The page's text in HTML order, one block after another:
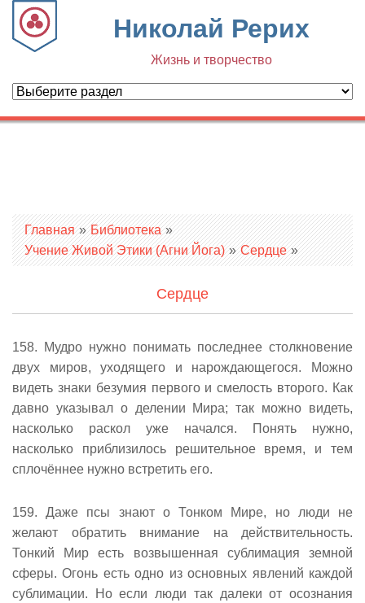
Николай Рерих
Жизнь и творчество
Вы здесь
Главная » Библиотека »
Учение Живой Этики (Агни Йога) » Сердце »
Сердце
158. Мудро нужно понимать последнее столкновение
двух миров, уходящего и нарождающегося. Можно
видеть знаки безумия первого и смелость второго. Как
давно указывал о делении Мира; так можно видеть,
насколько раскол уже начался. Понять нужно,
насколько приблизилось решительное время, и тем
сплочённее нужно встретить его.
159. Даже псы знают о Тонком Мире, но люди не
желают обратить внимание на действительность.
Тонкий Мир есть возвышенная сублимация земной
сферы. Огонь есть одно из основных явлений каждой
сублимации. Но если люди так далеки от осознания